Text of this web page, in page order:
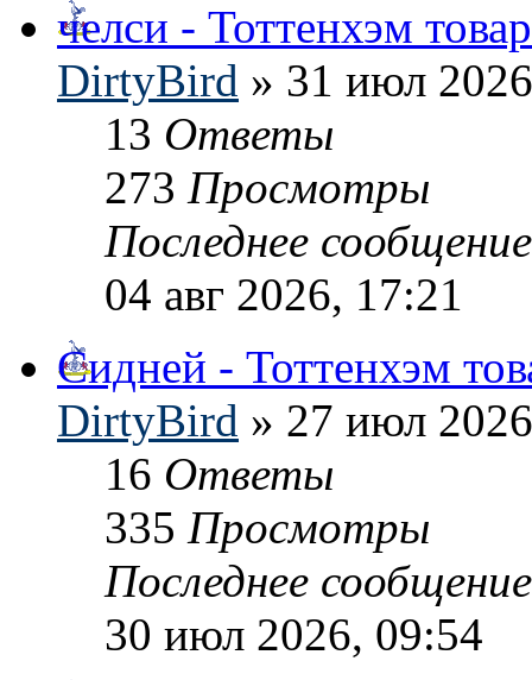
челси - Тоттенхэм
DirtyBird » 31 июл
13 Ответы
273 Просмотры
Последнее
04 авг 2026, 17:21
Сидней - Тоттенхэм
DirtyBird » 27 июл
16 Ответы
335 Просмотры
Последнее
30 июл 2026, 09:54